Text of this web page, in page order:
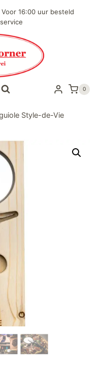
16:00 uur besteld
0
Style-de-Vie